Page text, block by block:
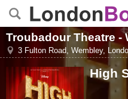
Troubadour Theatre -
3 Fulton Road, Wembley,
High